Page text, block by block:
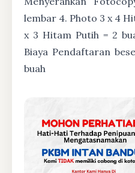
lembar 4. Photo 3 x 4
x 3 Hitam Putih = 2
Biaya Pendaftaran
buah